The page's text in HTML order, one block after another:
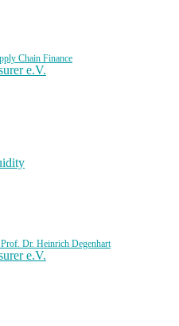
Chain Finance
e.V.
Dr. Heinrich Degenhart
e.V.